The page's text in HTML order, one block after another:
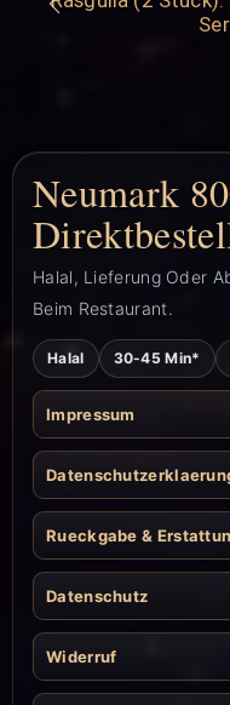
Neumark
Halal, Lieferung Oder
Beim Restaurant.
Halal 30-45 Min*
Impressum
Rueckgabe &
Datenschutz
Widerruf